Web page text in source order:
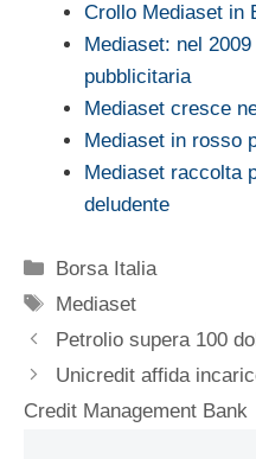
Crollo Mediaset in
Mediaset: nel
pubblicitaria
Mediaset cresce
Mediaset in rosso
Mediaset raccolta
deludente
Categorie
Borsa Italia
Tag
Mediaset
Petrolio supera 100
Unicredit affida
Credit Management Bank